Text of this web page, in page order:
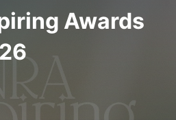
Awards